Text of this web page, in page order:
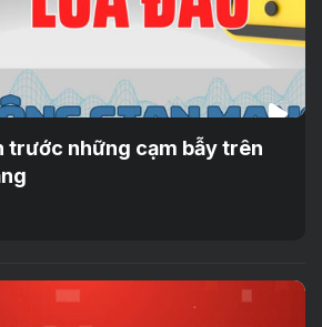
trước những cạm bẫy trên